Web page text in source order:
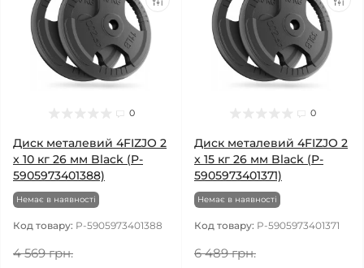
0
Диск металевий 4FIZJO 2
x 10 кг 26 мм Black (P-
5905973401388)
Немає в наявності
Код товару: P-5905973401388
4 569 грн.
0
Диск металевий 4FIZJO 2
x 15 кг 26 мм Black (P-
5905973401371)
Немає в наявності
Код товару: P-5905973401371
6 489 грн.